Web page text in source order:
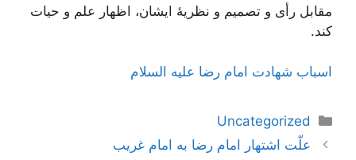
مقابل‌ رأی‌ و تصمیم‌ و نظریۀ ایشان‌، اظهار علم‌ و حیات‌
كند.
اسباب شهادت امام رضا علیه السلام
دسته‌ها
Uncategorized
ناوبریعلّت اشتهار امام رضا به امام غريب